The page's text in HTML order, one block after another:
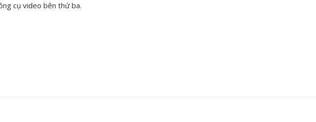
cụ video bên thứ ba.